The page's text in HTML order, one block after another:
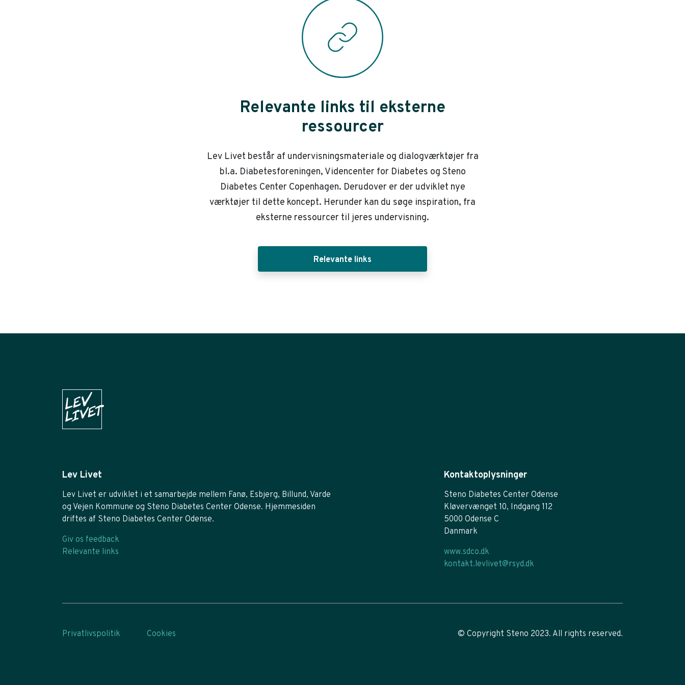
Relevante links til eksterne
ressourcer
Lev Livet består af undervisningsmateriale og dialogværktøjer fra
bl.a. Diabetesforeningen, Videncenter for Diabetes og Steno
Diabetes Center Copenhagen. Derudover er der udviklet nye
værktøjer til dette koncept. Herunder kan du søge inspiration, fra
eksterne ressourcer til jeres undervisning.
Relevante links
Lev Livet
Lev Livet er udviklet i et samarbejde mellem Fanø, Esbjerg, Billund, Varde
og Vejen Kommune og Steno Diabetes Center Odense. Hjemmesiden
driftes af Steno Diabetes Center Odense.
Giv os feedback
Relevante links
Kontaktoplysninger
Steno Diabetes Center Odense
Kløvervænget 10, Indgang 112
5000 Odense C
Danmark
www.sdco.dk
kontakt.levlivet@rsyd.dk
Privatlivspolitik Cookies © Copyright Steno 2023. All rights reserved.